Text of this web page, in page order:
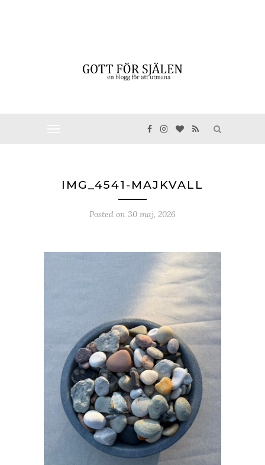
IMG_4541-MAJKVALL
Posted on 30 maj, 2026